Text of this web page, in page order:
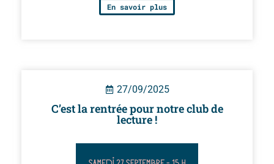
En savoir plus
27/09/2025
C’est la rentrée pour notre club de
lecture !